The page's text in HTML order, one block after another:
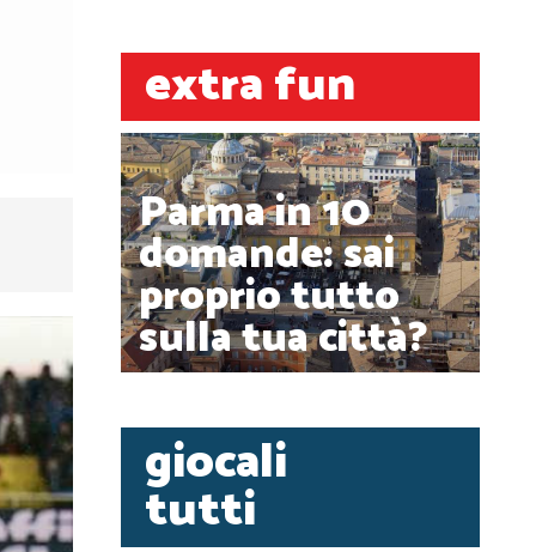
extra fun
Parma in 10
domande: sai
proprio tutto
sulla tua città?
giocali
tutti